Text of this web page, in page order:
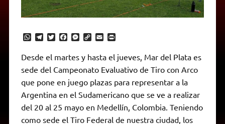
W
t
s
p
p
T
e
g
a
m
T
t
t
r
F
c
e
b
o
o
k
M
s
e
g
e
C
y
L
n
k
E
i
l
P
n
t
r
i
n
d
Desde el martes y hasta el jueves, Mar del Plata es
sede del Campeonato Evaluativo de Tiro con Arco
que pone en juego plazas para representar a la
Argentina en el Sudamericano que se ve a realizar
del 20 al 25 mayo en Medellín, Colombia. Teniendo
como sede el Tiro Federal de nuestra ciudad, los